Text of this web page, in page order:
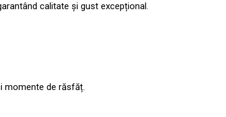
calitate și gust excepțional.
momente de răsfăț.